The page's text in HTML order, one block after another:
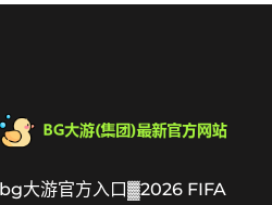
bg大游官方入口▓2026 FIFA